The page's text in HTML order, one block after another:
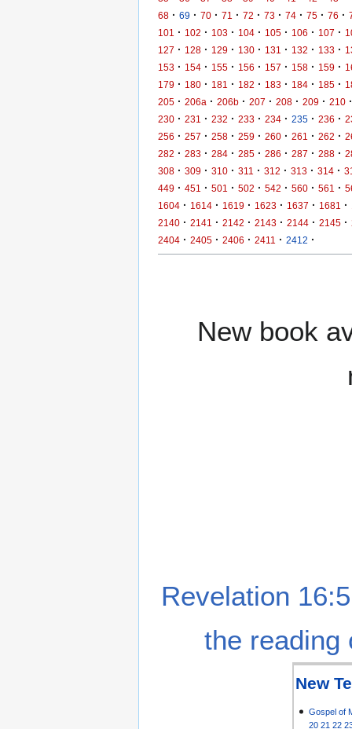
68 · 69 · 70 · 71 · 72 · 73 · 74 · 75 · 76 ·
101
· 102 · 103 · 104 · 105 · 106 · 107 ·
127 · 128 · 129 · 130 · 131 · 132 · 133 ·
153 · 154 · 155 · 156 · 157 · 158 · 159 ·
179 · 180 · 181 · 182 · 183 · 184 · 185 ·
205 · 206a · 206b · 207 · 208 · 209 · 210 ·
230 · 231 · 232 · 233 · 234 · 235 · 236 ·
256 · 257 · 258 · 259 · 260 · 261 · 262 ·
282 · 283 · 284 · 285 · 286 · 287 · 288 ·
308 · 309 · 310 · 311 · 312 · 313 · 314 ·
449 · 451 · 501 · 502 · 542 · 560 · 561 ·
1604 · 1614 · 1619 · 1623 · 1637 · 1681 ·
2140 · 2141 · 2142 · 2143 · 2144 · 2145 ·
2404 · 2405 · 2406 · 2411 · 2412 ·
New book
Revelation
the reading
New
Gospel of
20 21 22